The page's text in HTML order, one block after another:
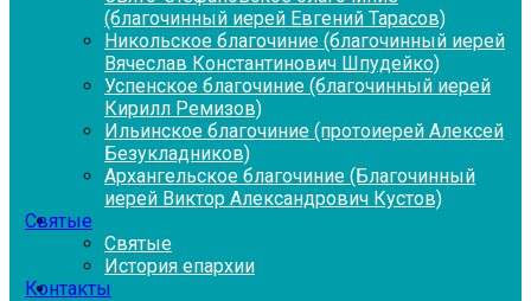
(благочинный иерей Евгений Тарасов)
Никольское благочиние (благочинный иерей
Вячеслав Константинович Шпудейко)
Успенское благочиние (благочинный иерей
Кирилл Ремизов)
Ильинское благочиние (протоиерей Алексей
Безукладников)
Архангельское благочиние (Благочинный
иерей Виктор Александрович Кустов)
Святые
Святые
История епархии
Контакты